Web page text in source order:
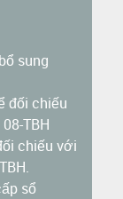
sung
đối chiếu
TBH
chiếu với
sổ